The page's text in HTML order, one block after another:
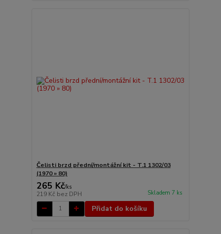
Čelisti brzd přední/montážní kit - T.1 1302/03
(1970 » 80)
265 Kč/ks
219 Kč bez DPH Skladem 7 ks
Přidat do košíku